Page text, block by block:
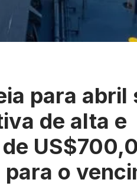
para abril
de alta e
o